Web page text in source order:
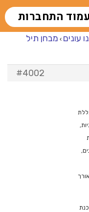
התחברות
עונים › מבחן תיל
#4002